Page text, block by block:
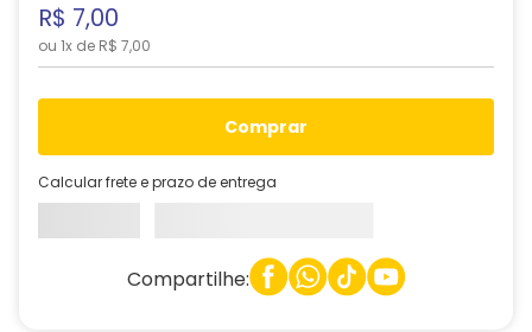
R$ 7,00
ou 1x de R$ 7,00
comprar
Calcular frete e prazo de entrega
Compartilhe: